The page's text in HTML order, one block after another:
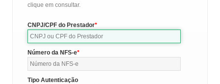
clique em consultar.
CNPJ/CPF do Prestador
Número da NFS-e
Tipo Autenticação